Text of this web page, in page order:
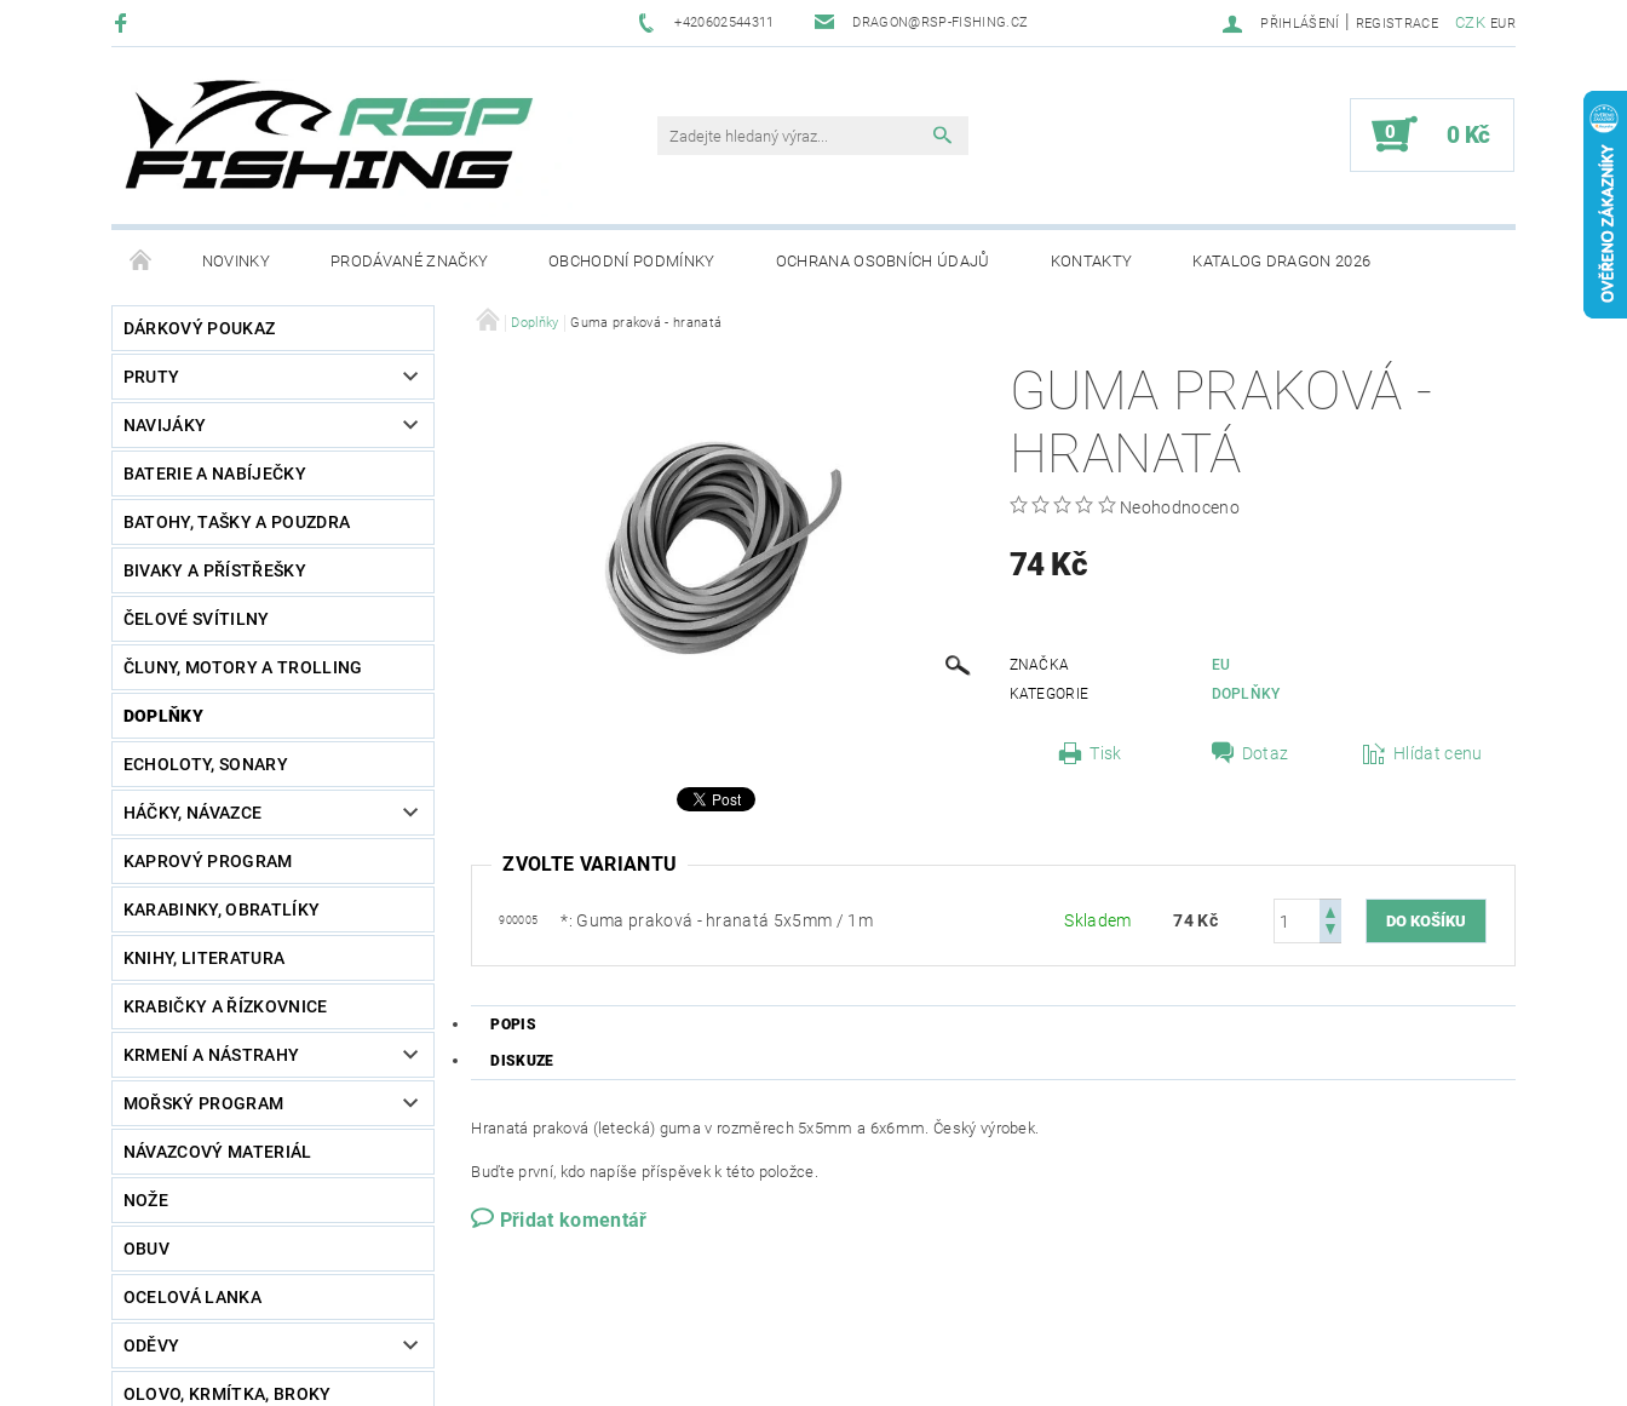
+420602544311 DRAGON@RSP-FISHING.CZ CZK EUR
PŘIHLÁŠENÍ | REGISTRACE
0 0 Kč
NOVINKY PRODÁVANÉ ZNAČKY OBCHODNÍ PODMÍNKY OCHRANA OSOBNÍCH ÚDAJŮ KONTAKTY KATALOG DRAGON 2026
DÁRKOVÝ POUKAZ
PRUTY
NAVIJÁKY
BATERIE A NABÍJEČKY
BATOHY, TAŠKY A POUZDRA
BIVAKY A PŘÍSTŘEŠKY
ČELOVÉ SVÍTILNY
ČLUNY, MOTORY A TROLLING
DOPLŇKY
ECHOLOTY, SONARY
HÁČKY, NÁVAZCE
KAPROVÝ PROGRAM
KARABINKY, OBRATLÍKY
KNIHY, LITERATURA
KRABIČKY A ŘÍZKOVNICE
KRMENÍ A NÁSTRAHY
MOŘSKÝ PROGRAM
NÁVAZCOVÝ MATERIÁL
NOŽE
OBUV
OCELOVÁ LANKA
ODĚVY
OLOVO, KRMÍTKA, BROKY
Doplňky Guma praková - hranatá
GUMA PRAKOVÁ -
HRANATÁ
Neohodnoceno
74 Kč
ZNAČKA
EU
KATEGORIE
DOPLŇKY
Tisk Dotaz Hlídat cenu
ZVOLTE VARIANTU
900005 *: Guma praková - hranatá 5x5mm / 1m Skladem 74 Kč
POPIS
DISKUZE
Hranatá praková (letecká) guma v rozměrech 5x5mm a 6x6mm. Český výrobek.
Buďte první, kdo napíše příspěvek k této položce.
Přidat komentář